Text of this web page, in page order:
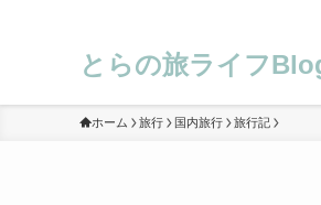
とらの旅ライフ
ホーム 旅行 国内旅行 旅行記